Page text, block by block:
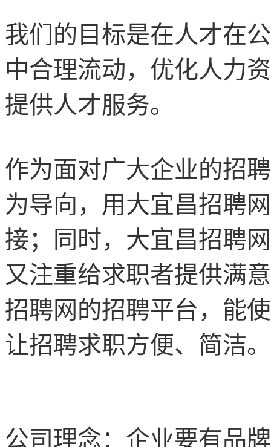
我们的目标是在人才在
中合理流动，优化人力
提供人才服务。
作为面对广大企业的招
为导向，用大宜昌招聘网
接；同时， 大宜昌招聘网
又注重给求职者提供满
招聘网的招聘平台，能
让招聘求职方便、简洁。
公司理念：企业要有品